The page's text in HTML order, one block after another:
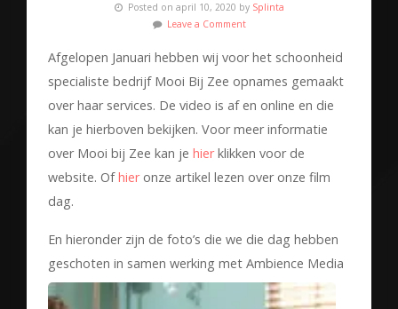
Posted on april 10, 2020 by Splinta
Leave a Comment
Afgelopen Januari hebben wij voor het schoonheid
specialiste bedrijf Mooi Bij Zee opnames gemaakt
over haar services. De video is af en online en die
kan je hierboven bekijken. Voor meer informatie
over Mooi bij Zee kan je hierklikken voor de
website. Ofhieronze artikel lezen over onze film
dag.
En hieronder zijn de foto’s die we die dag hebben
geschoten in samen werking met Ambience Media